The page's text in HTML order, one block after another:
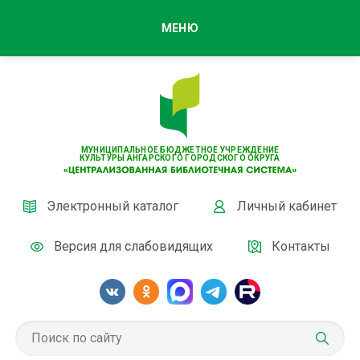
МУНИЦИПАЛЬНОЕ БЮДЖЕТНОЕ УЧРЕЖДЕНИЕ
КУЛЬТУРЫ АНГАРСКОГО ГОРОДСКОГО ОКРУГА
Электронный каталог Личный кабинет
Версия для слабовидящих Контакты
МЕНЮ